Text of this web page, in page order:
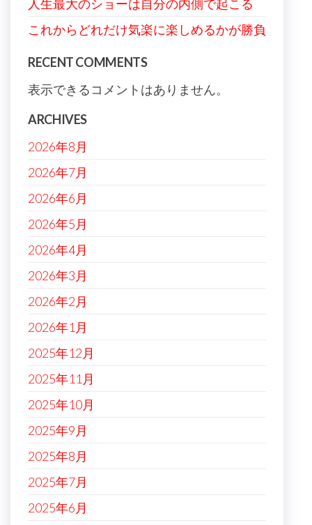
人生最大のショーは自分の内側で起こる
これからどれだけ気楽に楽しめるかが勝負
RECENT COMMENTS
表示できるコメントはありません。
ARCHIVES
2026年8月
2026年7月
2026年6月
2026年5月
2026年4月
2026年3月
2026年2月
2026年1月
2025年12月
2025年11月
2025年10月
2025年9月
2025年8月
2025年7月
2025年6月